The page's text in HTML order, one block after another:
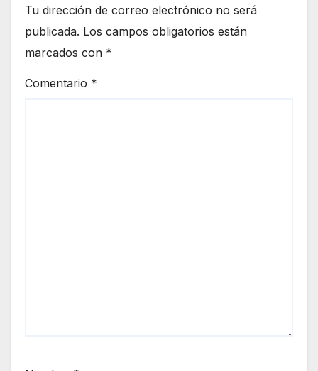
Tu dirección de correo electrónico no será
publicada. Los campos obligatorios están
marcados con *
Comentario *